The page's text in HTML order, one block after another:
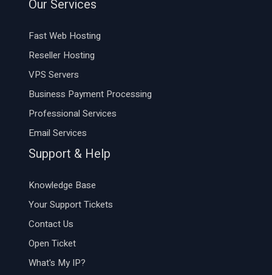
Our Services
Fast Web Hosting
Reseller Hosting
VPS Servers
Business Payment Processing
Professional Services
Email Services
Support & Help
Knowledge Base
Your Support Tickets
Contact Us
Open Ticket
What's My IP?